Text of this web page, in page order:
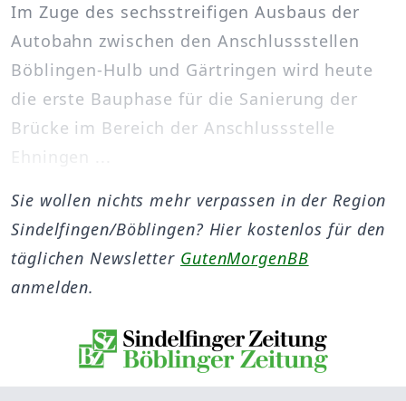
Im Zuge des sechsstreifigen Ausbaus der
Autobahn zwischen den Anschlussstellen
Böblingen-Hulb und Gärtringen wird heute
die erste Bauphase für die Sanierung der
Brücke im Bereich der Anschlussstelle
Ehningen ...
Sie wollen nichts mehr verpassen in der Region
Sindelfingen/Böblingen? Hier kostenlos für den
täglichen Newsletter GutenMorgenBB
anmelden.